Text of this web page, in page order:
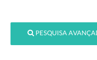
PESQUISA